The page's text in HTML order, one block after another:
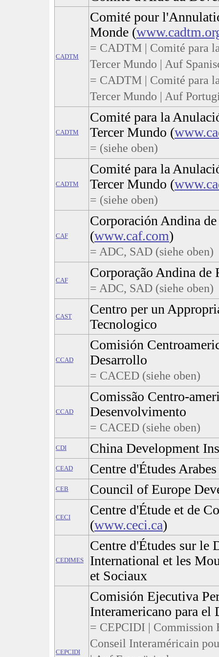
CADTM
Comité pour
Monde (
= CADTM | Comité para
Tercer Mundo | Auf
= CADTM | Comité para
Tercer Mundo | Auf
CADTM
Comité para la
Tercer Mundo (
= (siehe oben)
CADTM
Comité para la
Tercer Mundo (
= (siehe oben)
CAF
Corporación Andina
(www.caf.com)
= ADC, SAD (siehe oben)
CAF
Corporação Andina de
= ADC, SAD (siehe oben)
CAST
Centro per un
Tecnologico
CCAD
Comisión
Desarrollo
= CACED (siehe oben)
CCAD
Comissão Centro-
Desenvolvimento
= CACED (siehe oben)
CDI China Development
CEAD Centre d'Études
CEB Council of Europe
CECI
Centre d'Étude et de
(www.ceci.ca)
CEDIMES
Centre d'Études sur le
International et les
et Sociaux
CEPCIDI
Comisión Ejecutiva
Interamericano para el
= CEPCIDI | Commission
Conseil Interaméricain